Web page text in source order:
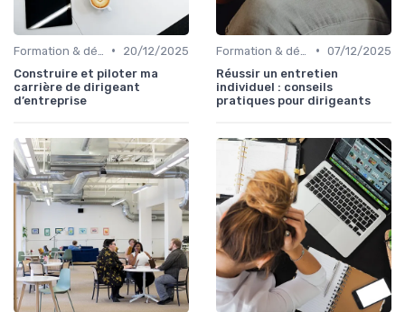
•
20/12/2025
Construire et piloter ma
carrière de dirigeant
d’entreprise
• 07/12/2025
Réussir un entretien
individuel : conseils
pratiques pour dirigeants